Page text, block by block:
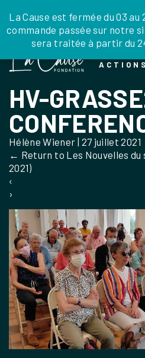
to
the
La Cause est fermée du 03 au
commande passée sur notre
sera traitée à partir du
JE DONNE JE PARRAINE NOUS
DEPUIS
DEPUIS
EN TANT
LEGS,
ACTIONS
HV-
Hélène Wiener | 27 juillet 2021
← Return to Les Nouvelles du
2021)
‹
›